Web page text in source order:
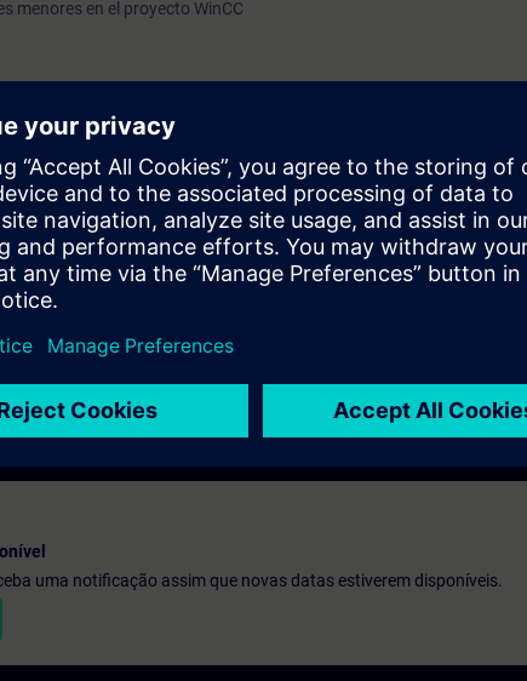
menores en el proyecto WinCC
de automatización industrial.
de mantenimiento, enfocado en las tareas generales de
de modificaciones menores sobre el sistema SCADA WinCC
uma notificação assim que novas datas estiverem disponíveis.